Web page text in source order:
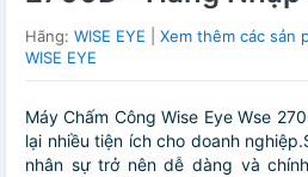
Hãng: WISE EYE
Xem thêm các sản
WISE EYE
Máy Chấm Công Wise Eye Wse
lại nhiều tiện ích cho doanh
nhân sự trở nên dễ dàng và